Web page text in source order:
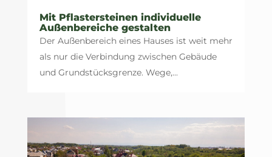
Mit Pflastersteinen individuelle
Außenbereiche gestalten
Der Außenbereich eines Hauses ist weit mehr
als nur die Verbindung zwischen Gebäude
und Grundstücksgrenze. Wege,...